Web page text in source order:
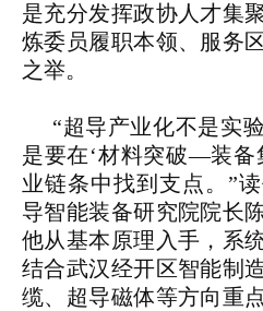
是充分发挥政协人才集
炼委员履职本领、服务
之举。
“超导产业化不是实
是要在‘材料突破—装
业链条中找到支点。”
导智能装备研究院院长
他从基本原理入手，系
结合武汉经开区智能制
缆、超导磁体等方向重